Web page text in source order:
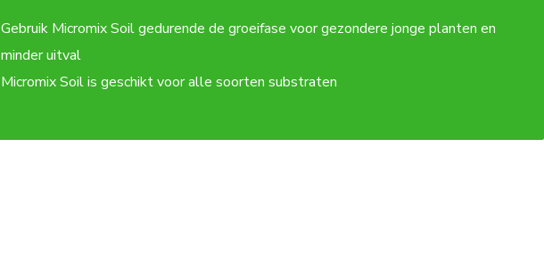
Gebruik Micromix Soil gedurende de groeifase voor gezondere jonge planten en
minder uitval
Micromix Soil is geschikt voor alle soorten substraten